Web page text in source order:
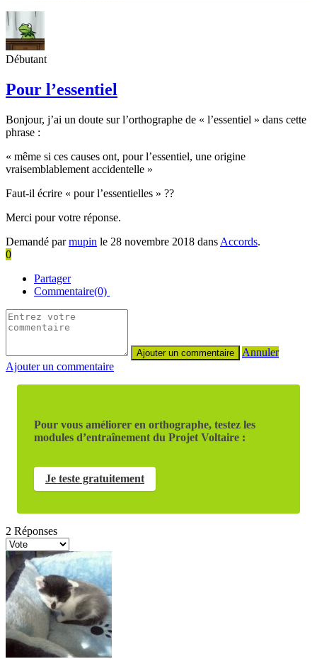
Débutant
Pour l’essentiel
Bonjour, j’ai un doute sur l’orthographe de « l’essentiel » dans cette
phrase :
« même si ces causes ont, pour l’essentiel, une origine
vraisemblablement accidentelle »
Faut-il écrire « pour l’essentielles » ??
Merci pour votre réponse.
Demandé parmupin le 28 novembre 2018 dans Accords.
0
Partager
Commentaire(0)
Annuler
Ajouter un commentaire
Pour vous améliorer en orthographe, testez les
modules d’entraînement du Projet Voltaire :
Je teste gratuitement
2 Réponses